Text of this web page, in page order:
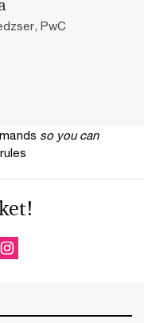
PwC
so you can